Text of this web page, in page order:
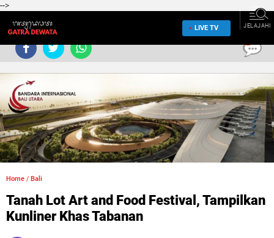
-->
LIVE TV JELAJAHI
Home / Bali
Tanah Lot Art and Food Festival, Tampilkan
Kunliner Khas Tabanan